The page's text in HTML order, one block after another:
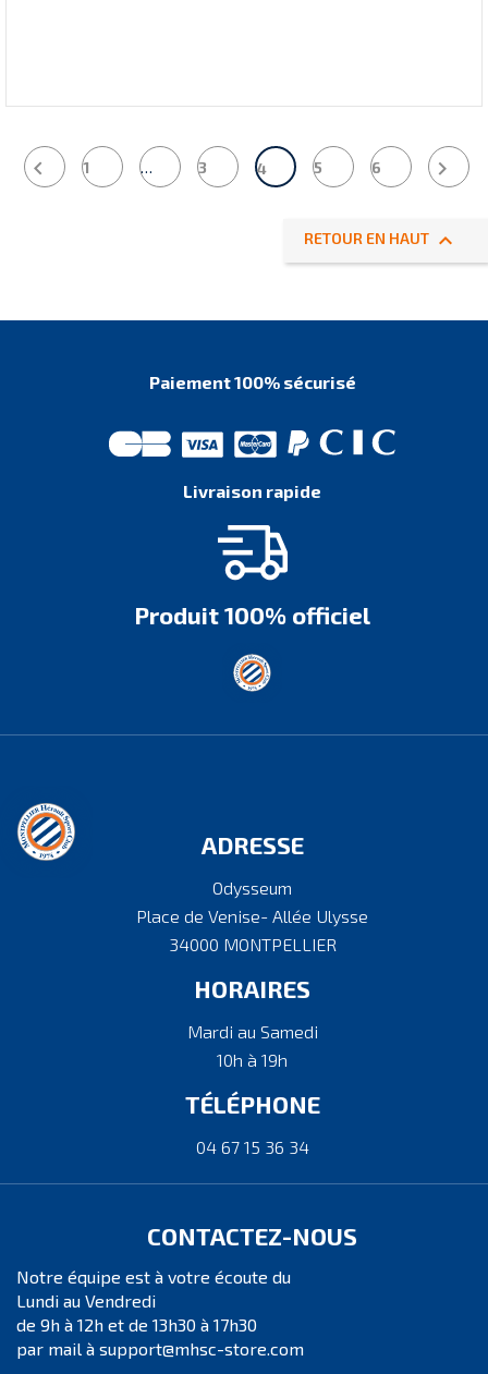
 1 … 3 4 5 6 
RETOUR EN HAUT 
Paiement 100% sécurisé
Livraison rapide
Produit 100% officiel
ADRESSE
Odysseum
Place de Venise- Allée Ulysse
34000 MONTPELLIER
HORAIRES
Mardi au Samedi
10h à 19h
TÉLÉPHONE
04 67 15 36 34
CONTACTEZ-NOUS
Notre équipe est à votre écoute du
Lundi au Vendredi
de 9h à 12h et de 13h30 à 17h30
par mail à support@mhsc-store.com